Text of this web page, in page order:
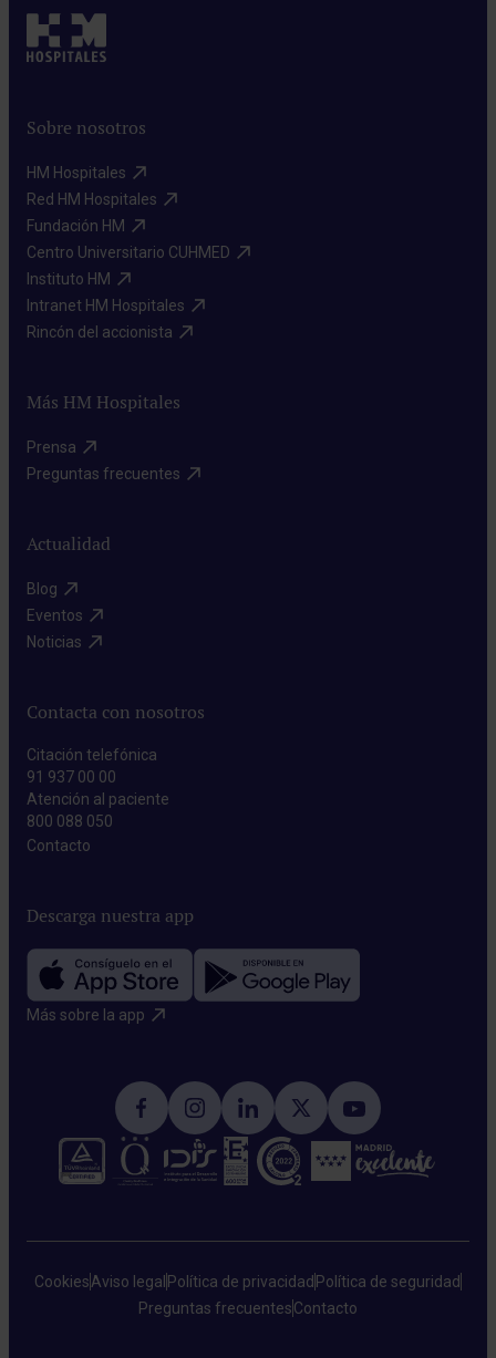
Sobre nosotros
HM Hospitales​
Red HM Hospitales​
Fundación HM​
Centro Universitario CUHMED​
Instituto HM​
Intranet HM Hospitales​
Rincón del accionista​
Más HM Hospitales
Prensa​
Preguntas frecuentes​
Actualidad
Blog​
Eventos​
Noticias​
Contacta con nosotros
Citación telefónica
91 937 00 00
Atención al paciente
800 088 050
Contacto​
Descarga nuestra app
Más sobre la app​
CookiesAviso legal Política de privacidad Política de seguridad
Preguntas frecuentesContacto